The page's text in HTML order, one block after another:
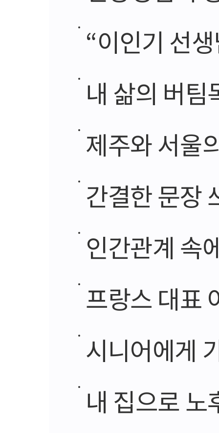
“이인기 선
내 삶의 버팀
제주와 서울
간결한 문장
인간관계 속
프랑스 대표
시니어에게
내 집으로